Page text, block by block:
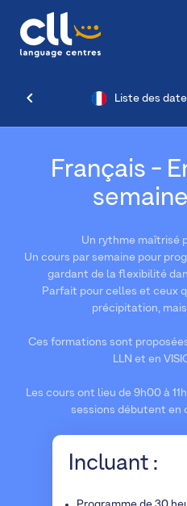
Liste des
Français -
Un rythme maîtrisé
Un cours par semaine pour
gardant de la flexibilité
Parfait pour celles et ceux
précipitation,
Ces formations sont
LLN et en
Les cours ont lieu de 9h00 à
sessions débutent en
Incluant :